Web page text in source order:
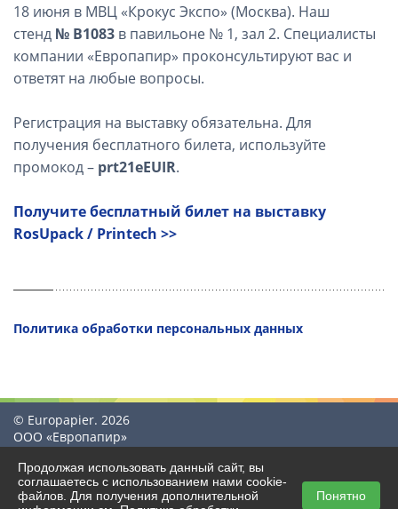
18 июня в МВЦ «Крокус Экспо» (Москва). Наш
стенд № B1083 в павильоне № 1, зал 2. Специалисты
компании «Европапир» проконсультируют вас и
ответят на любые вопросы.
Регистрация на выставку обязательна. Для
получения бесплатного билета, используйте
промокод – prt21eEUIR.
Получите бесплатный билет на выставку
RosUpack / Printech >>
Политика обработки персональных данных
© Europapier. 2026
ООО «Европапир»
Продолжая использовать данный сайт, вы
соглашаетесь с использованием нами cookie-
файлов. Для получения дополнительной
Понятно